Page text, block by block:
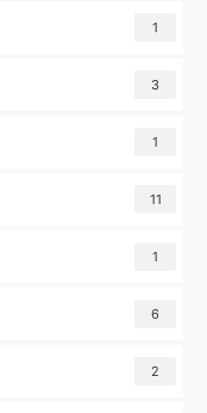
1
3
1
11
1
6
2